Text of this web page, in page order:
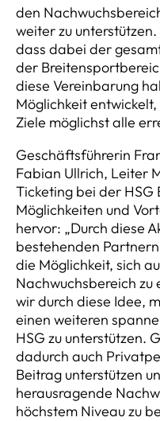
den
weiter zu
dass dabei der
der
diese Vereinbarung
Möglichkeit
Ziele möglichst alle
Geschäftsführerin
Fabian Ullrich, Leiter
Ticketing bei der
Möglichkeiten und
hervor: „Durch diese
bestehenden
die Möglichkeit, sich
Nachwuchsbereich zu
wir durch diese Idee,
einen weiteren
HSG zu unterstützen.
dadurch auch
Beitrag unterstützen
herausragende
höchstem Niveau zu